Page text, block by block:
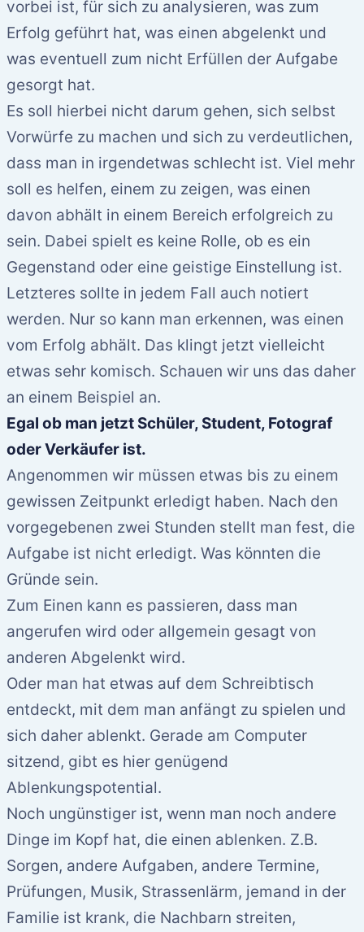
vorbei ist, für sich zu analysieren, was zum
Erfolg geführt hat, was einen abgelenkt und
was eventuell zum nicht Erfüllen der Aufgabe
gesorgt hat.
Es soll hierbei nicht darum gehen, sich selbst
Vorwürfe zu machen und sich zu verdeutlichen,
dass man in irgendetwas schlecht ist. Viel mehr
soll es helfen, einem zu zeigen, was einen
davon abhält in einem Bereich erfolgreich zu
sein. Dabei spielt es keine Rolle, ob es ein
Gegenstand oder eine geistige Einstellung ist.
Letzteres sollte in jedem Fall auch notiert
werden. Nur so kann man erkennen, was einen
vom Erfolg abhält. Das klingt jetzt vielleicht
etwas sehr komisch. Schauen wir uns das daher
an einem Beispiel an.
Egal ob man jetzt Schüler, Student, Fotograf
oder Verkäufer ist.
Angenommen wir müssen etwas bis zu einem
gewissen Zeitpunkt erledigt haben. Nach den
vorgegebenen zwei Stunden stellt man fest, die
Aufgabe ist nicht erledigt. Was könnten die
Gründe sein.
Zum Einen kann es passieren, dass man
angerufen wird oder allgemein gesagt von
anderen Abgelenkt wird.
Oder man hat etwas auf dem Schreibtisch
entdeckt, mit dem man anfängt zu spielen und
sich daher ablenkt. Gerade am Computer
sitzend, gibt es hier genügend
Ablenkungspotential.
Noch ungünstiger ist, wenn man noch andere
Dinge im Kopf hat, die einen ablenken. Z.B.
Sorgen, andere Aufgaben, andere Termine,
Prüfungen, Musik, Strassenlärm, jemand in der
Familie ist krank, die Nachbarn streiten,